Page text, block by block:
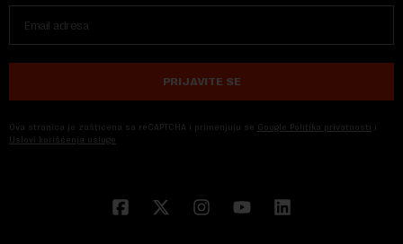
PRIJAVITE SE
Ova stranica je zaštićena sa reCAPTCHA i primenjuju se Google Politika privatnosti i
Uslovi korišćenja usluge